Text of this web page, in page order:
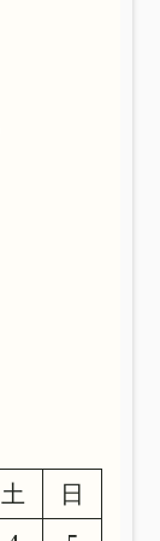
土
日